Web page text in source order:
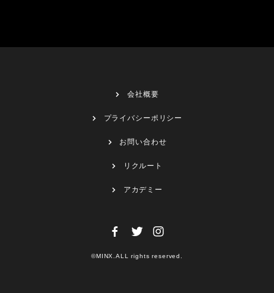
会社概要
プライバシーポリシー
お問い合わせ
リクルート
アカデミー
©MINX.ALL rights reserved.